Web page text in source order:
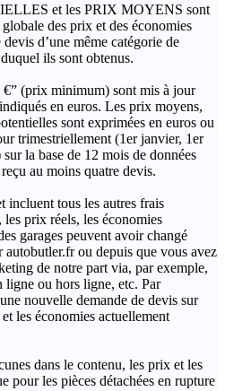
et les PRIX MOYENS sont
des prix et des économies
d’une même catégorie de
ils sont obtenus.
(prix minimum) sont mis à jour
en euros. Les prix moyens,
sont exprimées en euros ou
trimestriellement (1er janvier, 1er
la base de 12 mois de données
au moins quatre devis.
incluent tous les autres frais
prix réels, les économies
garages peuvent avoir changé
ou depuis que vous avez
de notre part via, par exemple,
ligne ou hors ligne, etc. Par
nouvelle demande de devis sur
les économies actuellement
dans le contenu, les prix et les
pour les pièces détachées en rupture